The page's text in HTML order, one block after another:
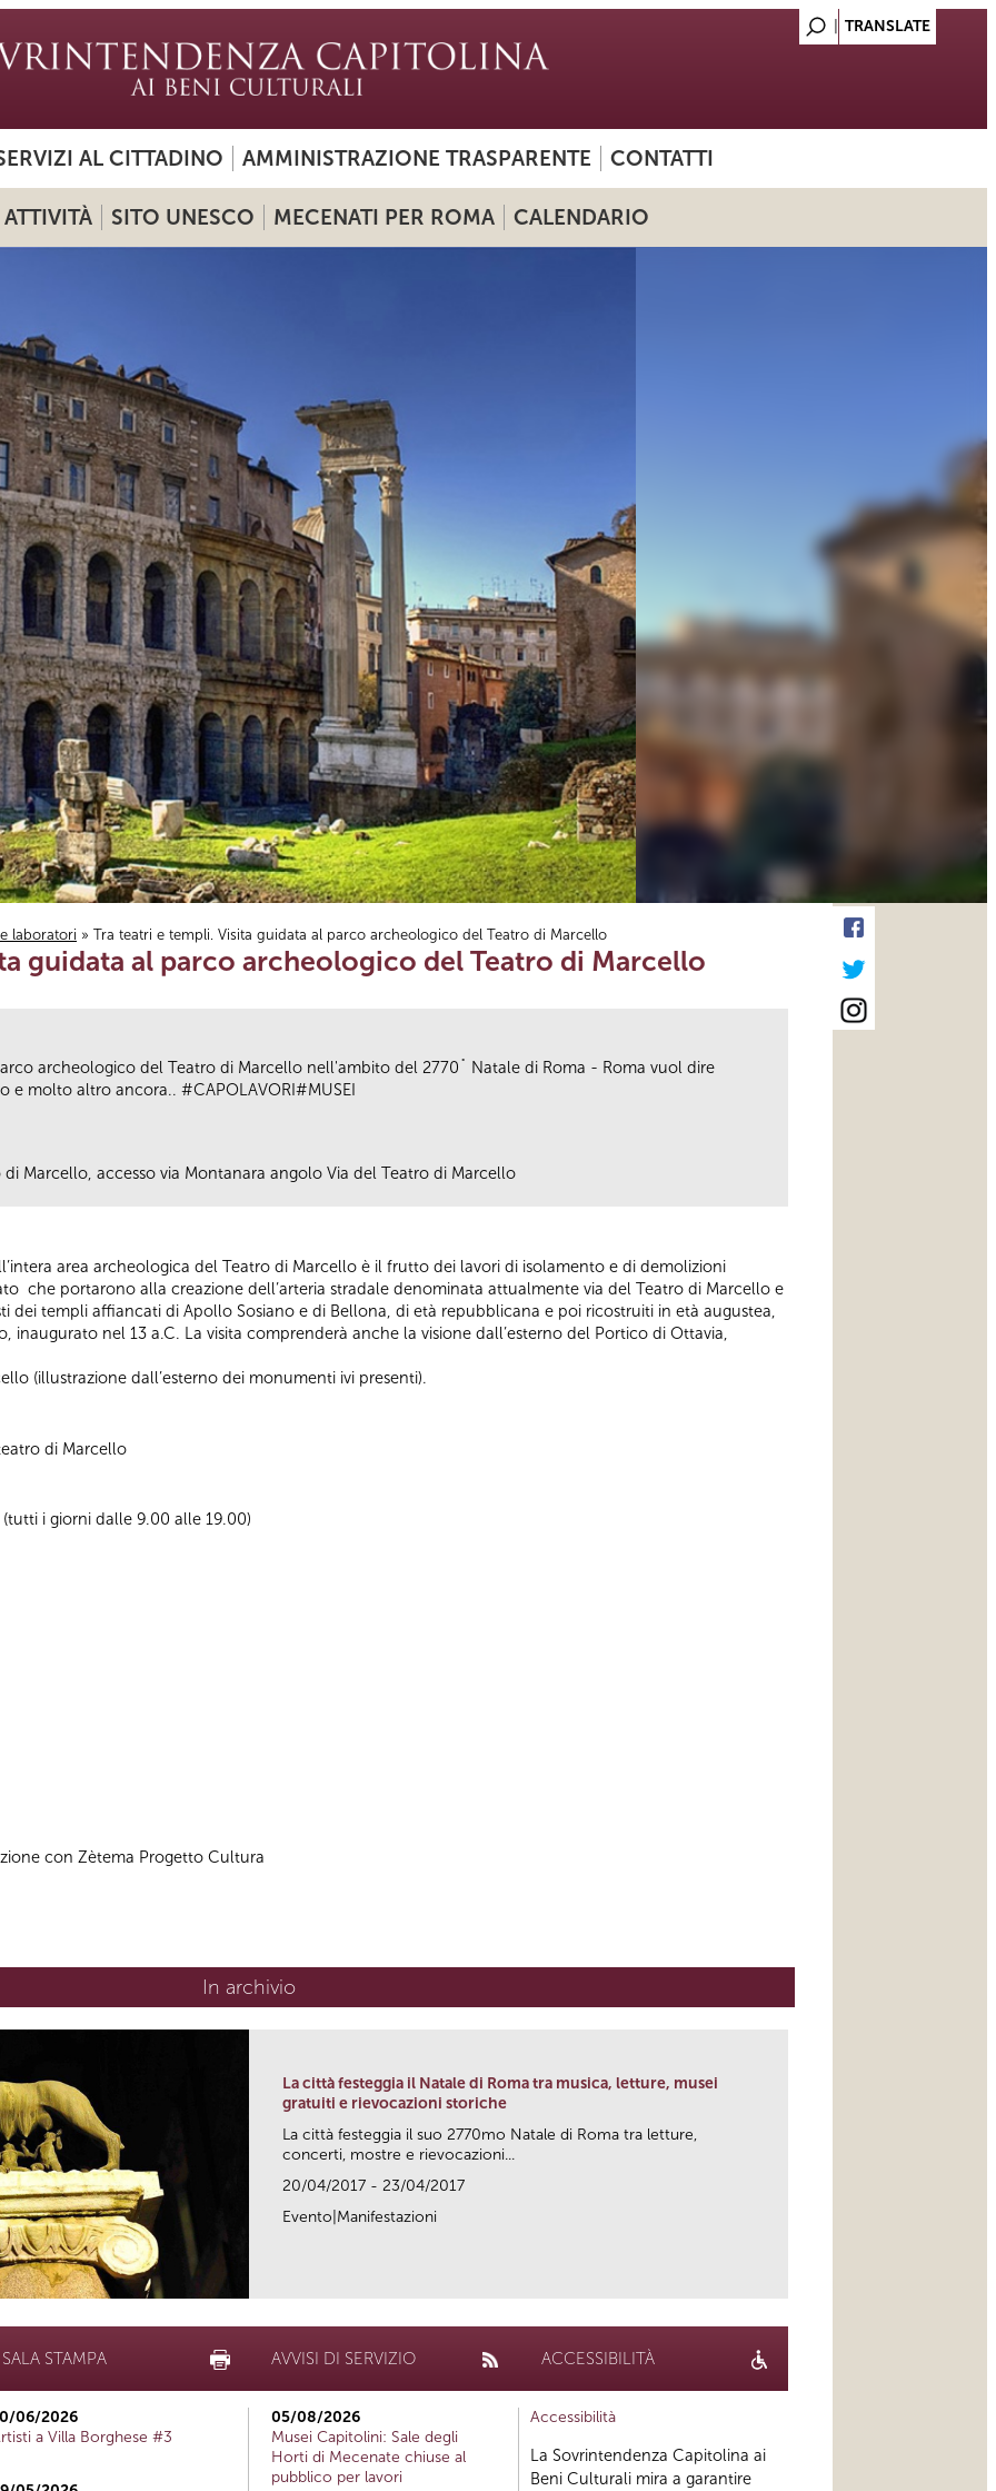
AL CITTADINO AMMINISTRAZIONE TRASPARENTE CONTATTI
ATTIVITÀ SITO UNESCO MECENATI PER ROMA CALENDARIO
laboratori » Tra teatri e templi. Visita guidata al parco archeologico del Teatro di Marcello
guidata al parco archeologico del Teatro di Marcello
archeologico del Teatro di Marcello nell'ambito del 2770˚ Natale di Roma - Roma vuol dire
molto altro ancora.. #CAPOLAVORI#MUSEI
Marcello, accesso via Montanara angolo Via del Teatro di Marcello
area archeologica del Teatro di Marcello è il frutto dei lavori di isolamento e di demolizioni
che portarono alla creazione dell’arteria stradale denominata attualmente via del Teatro di Marcello e
dei templi affiancati di Apollo Sosiano e di Bellona, di età repubblicana e poi ricostruiti in età augustea,
inaugurato nel 13 a.C. La visita comprenderà anche la visione dall’esterno del Portico di Ottavia,
(illustrazione dall’esterno dei monumenti ivi presenti).
di Marcello
i giorni dalle 9.00 alle 19.00)
con Zètema Progetto Cultura
In archivio
La città festeggia il Natale di Roma tra musica, letture, musei
gratuiti e rievocazioni storiche
La città festeggia il suo 2770mo Natale di Roma tra letture,
concerti, mostre e rievocazioni...
20/04/2017 - 23/04/2017
Evento|Manifestazioni
SALA STAMPA
06/2026
a Villa Borghese #3
AVVISI DI SERVIZIO
05/08/2026
Musei Capitolini: Sale degli
Horti di Mecenate chiuse al
pubblico per lavori
ACCESSIBILITÀ
Accessibilità
La Sovrintendenza Capitolina ai
Beni Culturali mira a garantire